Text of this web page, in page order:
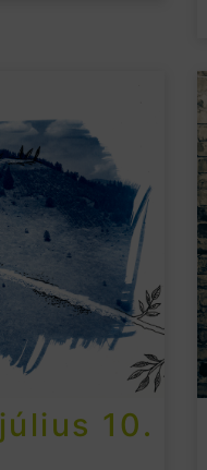
július 10.